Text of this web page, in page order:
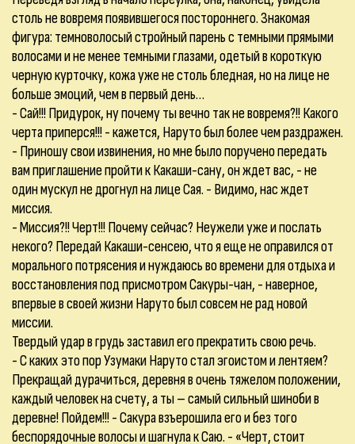
столь не вовремя появившегося постороннего. Знакомая
фигура: темноволосый стройный парень с темными прямыми
волосами и не менее темными глазами, одетый в короткую
черную курточку, кожа уже не столь бледная, но на лице не
больше эмоций, чем в первый день…
- Сай!!! Придурок, ну почему ты вечно так не вовремя?!! Какого
черта приперся!!! - кажется, Наруто был более чем раздражен.
- Приношу свои извинения, но мне было поручено передать
вам приглашение пройти к Какаши-сану, он ждет вас, - не
один мускул не дрогнул на лице Сая. - Видимо, нас ждет
миссия.
- Миссия?!! Черт!!! Почему сейчас? Неужели уже и послать
некого? Передай Какаши-сенсею, что я еще не оправился от
морального потрясения и нуждаюсь во времени для отдыха и
восстановления под присмотром Сакуры-чан, - наверное,
впервые в своей жизни Наруто был совсем не рад новой
миссии.
Твердый удар в грудь заставил его прекратить свою речь.
- С каких это пор Узумаки Наруто стал эгоистом и лентяем?
Прекращай дурачиться, деревня в очень тяжелом положении,
каждый человек на счету, а ты – самый сильный шиноби в
деревне! Пойдем!!! - Сакура взъерошила его и без того
беспорядочные волосы и шагнула к Саю. - «Черт, стоит